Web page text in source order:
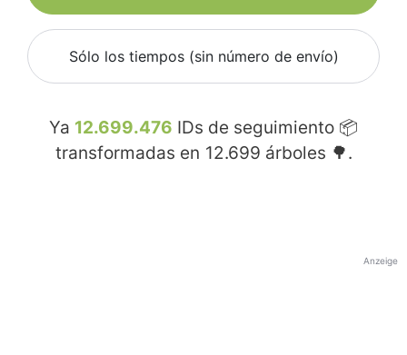
Sólo los tiempos (sin número de envío)
Ya 12.699.476 IDs de seguimiento 📦
transformadas en 12.699 árboles 🌳.
Anzeige